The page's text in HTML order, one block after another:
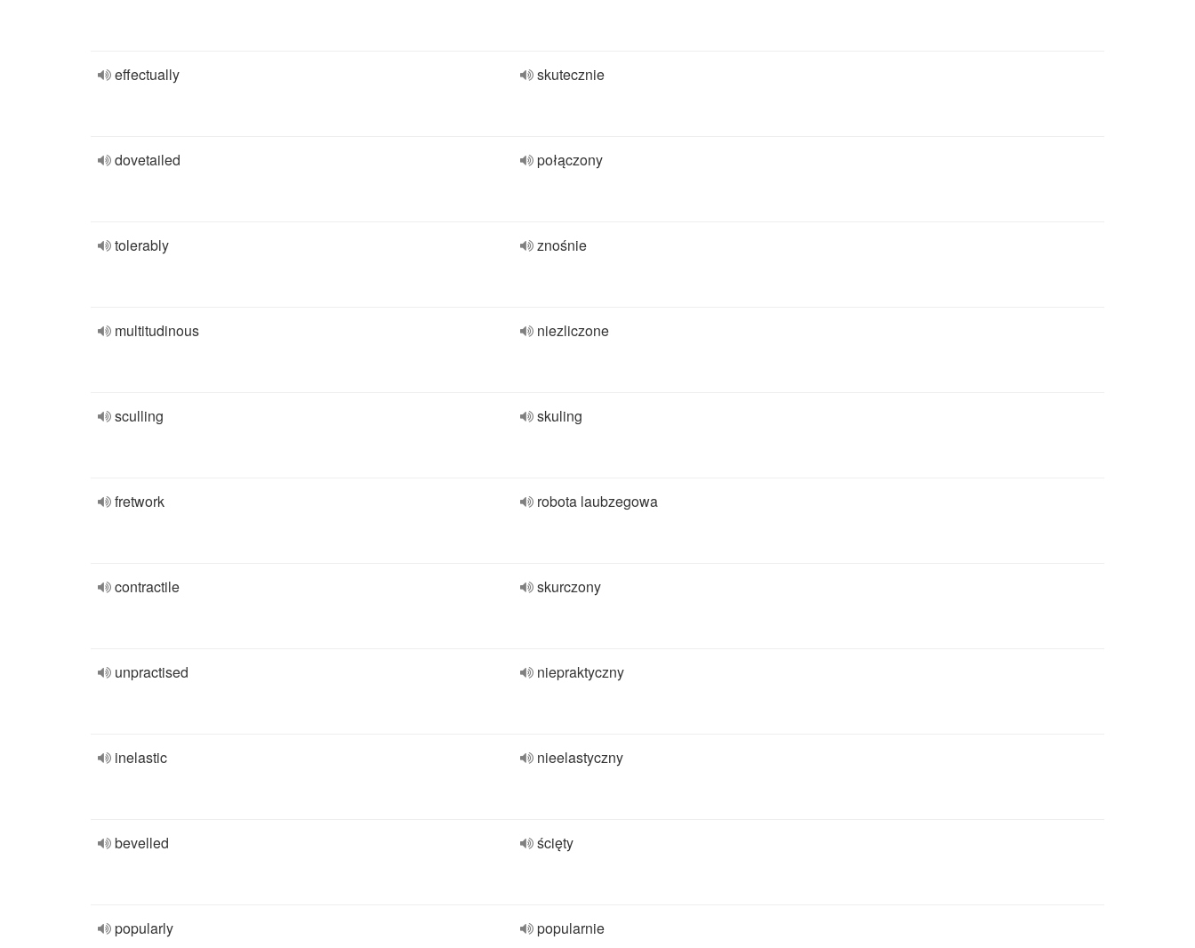
effectually skutecznie
dovetailed połączony
tolerably znośnie
multitudinous niezliczone
sculling skuling
fretwork robota laubzegowa
contractile skurczony
unpractised niepraktyczny
inelastic nieelastyczny
bevelled ścięty
popularly popularnie